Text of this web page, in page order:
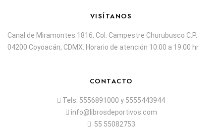
VISÍTANOS
Canal de Miramontes 1816, Col. Campestre Churubusco C.P.
04200 Coyoacán, CDMX. Horario de atención 10:00 a 19:00 hr
CONTACTO
Tels. 5556891000 y 5555443944
info@librosdeportivos.com
55 55082753